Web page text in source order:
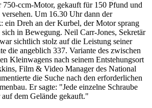
750-ccm-Motor, gekauft für 150 Pfund und
Um 16.30 Uhr dann der
ein Dreh an der Kurbel, der Motor sprang
sich in Bewegung. Neil Carr-Jones, Sekretär
sichtlich stolz auf die Leistung seiner
die angeblich 337. Variante des zwischen
Kleinwagens nach seinem Entstehungsort
Film & Video Manager des National
die Suche nach den erforderlichen
Er sagte: "Jede einzelne Schraube
dem Gelände gekauft."